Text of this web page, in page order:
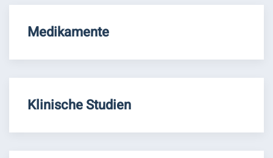
Medikamente
Klinische Studien